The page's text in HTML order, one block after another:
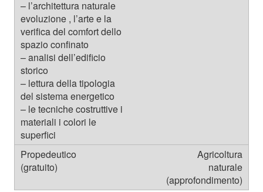
Agricoltura
naturale
(approfondimento)